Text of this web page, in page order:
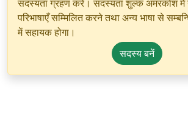
सदस्यता ग्रहण करें। सदस्यता शुल्क अमरकोश में
परिभाषाएँ सम्मिलित करने तथा अन्य भाषा से
में सहायक होगा।
सदस्य बनें